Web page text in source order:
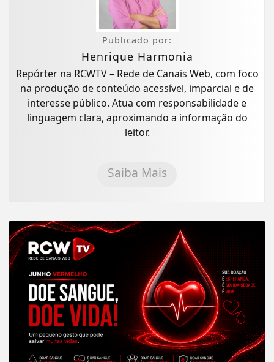
Publicado por:
Henrique Harmonia
Repórter na RCWTV – Rede de Canais Web, com foco
na produção de conteúdo acessível, imparcial e de
interesse público. Atua com responsabilidade e
linguagem clara, aproximando a informação do
leitor.
Saiba Mais